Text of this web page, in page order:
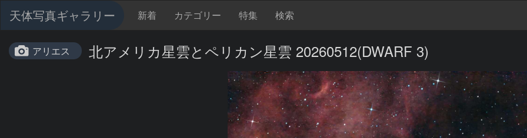
天体写真ギャラリー 新着 カテゴリー 特集 検索
アリエス 北アメリカ星雲とペリカン星雲 20260512(DWARF 3)